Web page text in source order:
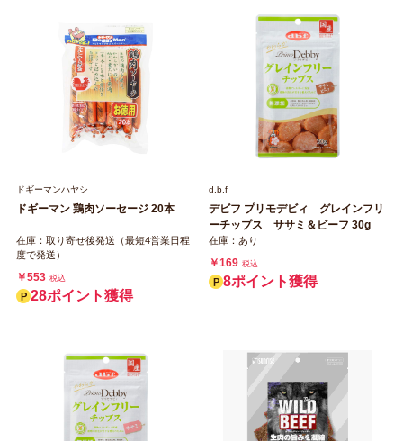
ドギーマンハヤシ
ドギーマン 鶏肉ソーセージ 20本
在庫：取り寄せ後発送（最短4営業日程
度で発送）
￥553 税込
28ポイント獲得
d.b.f
デビフ プリモデビィ グレインフリ
ーチップス ササミ＆ビーフ 30g
在庫：あり
￥169 税込
8ポイント獲得